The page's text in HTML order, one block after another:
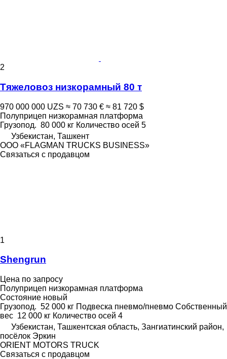
2
Тяжеловоз низкорамный 80 т
970 000 000 UZS ≈ 70 730 € ≈ 81 720 $
Полуприцеп низкорамная платформа
Грузопод. 80 000 кг Количество осей 5
Узбекистан, Ташкент
ООО «FLAGMAN TRUCKS BUSINESS»
Связаться с продавцом
1
Shengrun
Цена по запросу
Полуприцеп низкорамная платформа
Состояние новый
Грузопод. 52 000 кг Подвеска пневмо/пневмо Собственный
вес 12 000 кг Количество осей 4
Узбекистан, Ташкентская область, Зангиатинский район,
посёлок Эркин
ORIENT MOTORS TRUCK
Связаться с продавцом